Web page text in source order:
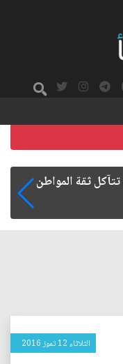
الثلاثاء 12 تموز 2016